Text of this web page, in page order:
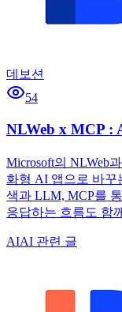
데보션
54
NLWeb x MCP :
Microsoft의 NLWeb
화형 AI 앱으로 바꾸
색과 LLM, MCP를
응답하는 흐름도 함
AIAI 관련 글